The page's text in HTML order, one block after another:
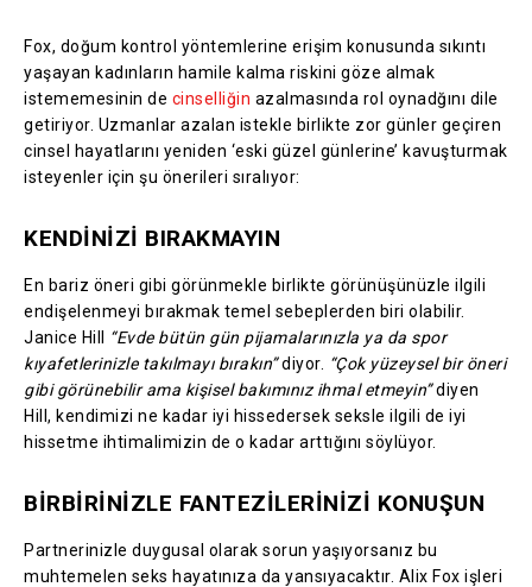
Fox, doğum kontrol yöntemlerine erişim konusunda sıkıntı
yaşayan kadınların hamile kalma riskini göze almak
istememesinin de cinselliğin azalmasında rol oynadğını dile
getiriyor. Uzmanlar azalan istekle birlikte zor günler geçiren
cinsel hayatlarını yeniden ‘eski güzel günlerine’ kavuşturmak
isteyenler için şu önerileri sıralıyor:
KENDİNİZİ BIRAKMAYIN
En bariz öneri gibi görünmekle birlikte görünüşünüzle ilgili
endişelenmeyi bırakmak temel sebeplerden biri olabilir.
Janice Hill
“Evde bütün gün pijamalarınızla ya da spor
kıyafetlerinizle takılmayı bırakın”diyor. “Çok yüzeysel bir öneri
gibi görünebilir ama kişisel bakımınız ihmal etmeyin”diyen
Hill, kendimizi ne kadar iyi hissedersek seksle ilgili de iyi
hissetme ihtimalimizin de o kadar arttığını söylüyor.
BİRBİRİNİZLE FANTEZİLERİNİZİ KONUŞUN
Partnerinizle duygusal olarak sorun yaşıyorsanız bu
muhtemelen seks hayatınıza da yansıyacaktır. Alix Fox işleri